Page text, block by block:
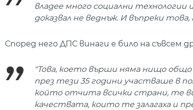
владее много социални
доказвал не веднъж. И въпреки
Според него ДПС винаги е било на съвсем
"Това, което върши няма нищо общо
през тези 35 години участваше в
който отчита всички страни, те
качествата, които те залагаха и